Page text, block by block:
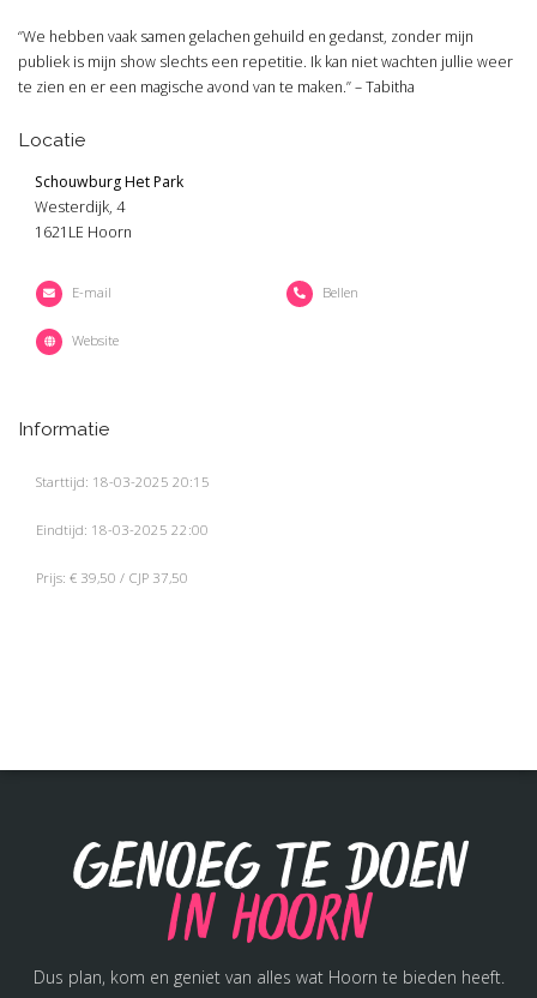
‘’We hebben vaak samen gelachen gehuild en gedanst, zonder mijn
publiek is mijn show slechts een repetitie. Ik kan niet wachten jullie weer
te zien en er een magische avond van te maken.’’ – Tabitha
Locatie
Schouwburg Het Park
Westerdijk, 4
1621LE Hoorn
E-mail Bellen
Website
Informatie
Starttijd: 18-03-2025 20:15
Eindtijd: 18-03-2025 22:00
Prijs: € 39,50 / CJP 37,50
Genoeg te doen
in Hoorn
Dus plan, kom en geniet van alles wat Hoorn te bieden heeft.